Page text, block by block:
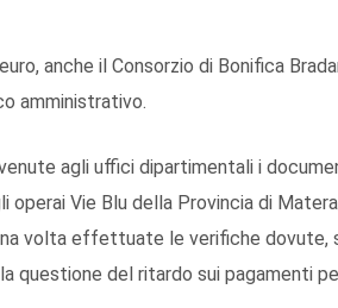
anche il Consorzio di Bonifica
amministrativo.
agli uffici dipartimentali i
operai Vie Blu della Provincia di
volta effettuate le verifiche dovute,
questione del ritardo sui pagamenti